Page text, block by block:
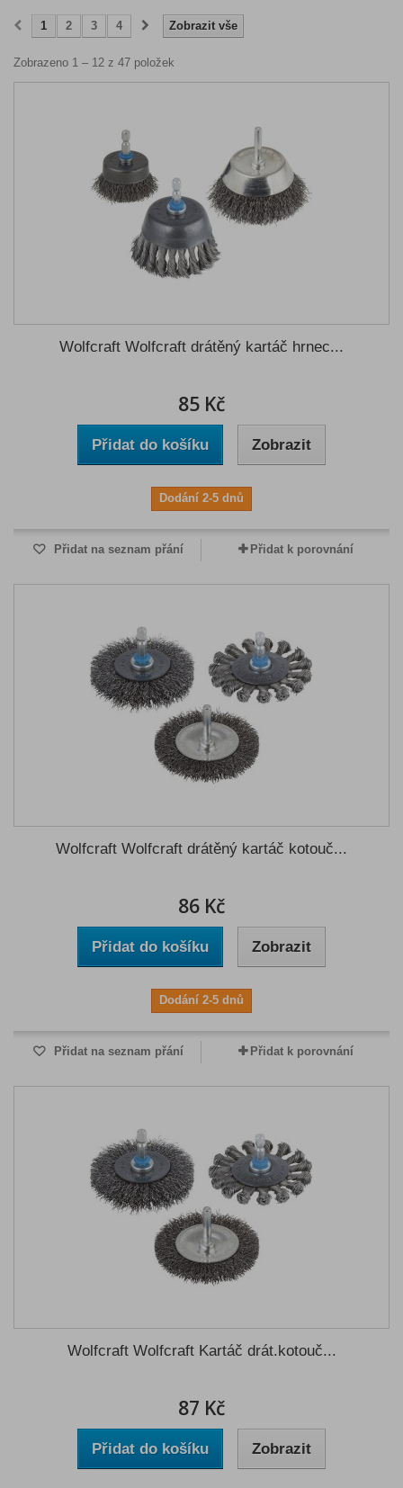
Zobrazit vše
1 2 3 4
Zobrazeno 1 – 12 z 47 položek
Wolfcraft Wolfcraft drátěný kartáč hrnec...
85 Kč
Přidat do košíku Zobrazit
Dodání 2-5 dnů
Přidat na seznam přání Přidat k porovnání
Wolfcraft Wolfcraft drátěný kartáč kotouč...
86 Kč
Přidat do košíku Zobrazit
Dodání 2-5 dnů
Přidat na seznam přání Přidat k porovnání
Wolfcraft Wolfcraft Kartáč drát.kotouč...
87 Kč
Přidat do košíku Zobrazit